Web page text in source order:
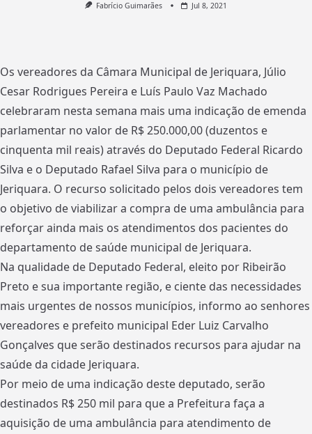
Fabrício Guimarães Jul 8, 2021
Os vereadores da Câmara Municipal de Jeriquara, Júlio
Cesar Rodrigues Pereira e Luís Paulo Vaz Machado
celebraram nesta semana mais uma indicação de emenda
parlamentar no valor de R$ 250.000,00 (duzentos e
cinquenta mil reais) através do Deputado Federal Ricardo
Silva e o Deputado Rafael Silva para o município de
Jeriquara. O recurso solicitado pelos dois vereadores tem
o objetivo de viabilizar a compra de uma ambulância para
reforçar ainda mais os atendimentos dos pacientes do
departamento de saúde municipal de Jeriquara.
Na qualidade de Deputado Federal, eleito por Ribeirão
Preto e sua importante região, e ciente das necessidades
mais urgentes de nossos municípios, informo ao senhores
vereadores e prefeito municipal Eder Luiz Carvalho
Gonçalves que serão destinados recursos para ajudar na
saúde da cidade Jeriquara.
Por meio de uma indicação deste deputado, serão
destinados R$ 250 mil para que a Prefeitura faça a
aquisição de uma ambulância para atendimento de